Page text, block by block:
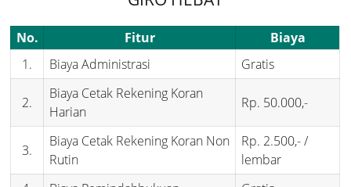
No. Fitur
Biaya
1.
Biaya Administrasi Gratis
2.
Biaya Cetak Rekening Koran
Harian
Rp. 50.000,-
3.
Biaya Cetak Rekening Koran Non
Rutin
Rp. 2.500,- /
lembar